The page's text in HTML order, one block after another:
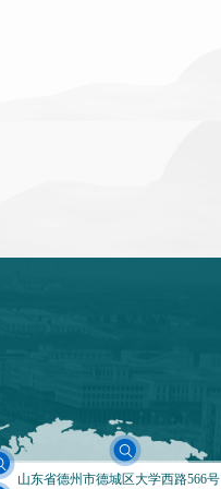
山东省德州市德城区大学西路566号